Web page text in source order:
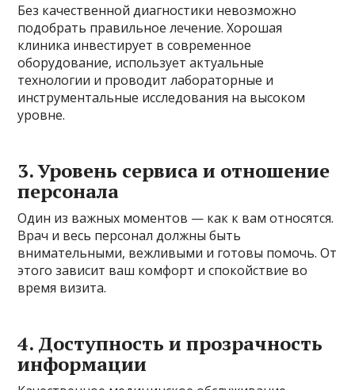
Без качественной диагностики невозможно
подобрать правильное лечение. Хорошая
клиника инвестирует в современное
оборудование, использует актуальные
технологии и проводит лабораторные и
инструментальные исследования на высоком
уровне.
3. Уровень сервиса и отношение
персонала
Один из важных моментов — как к вам относятся.
Врач и весь персонал должны быть
внимательными, вежливыми и готовы помочь. От
этого зависит ваш комфорт и спокойствие во
время визита.
4. Доступность и прозрачность
информации